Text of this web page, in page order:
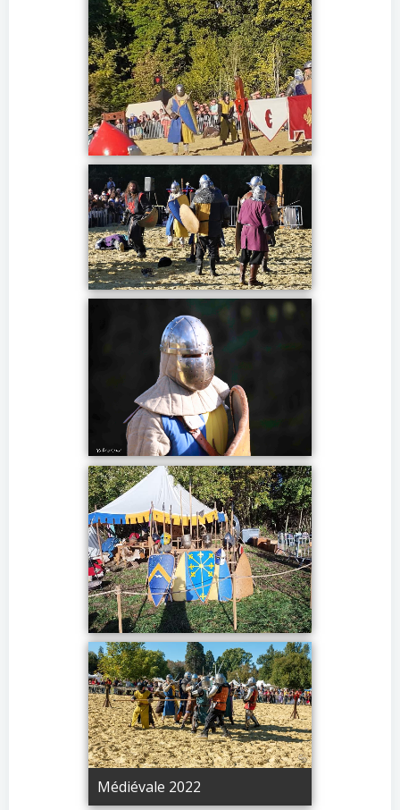
Médiévale 2022